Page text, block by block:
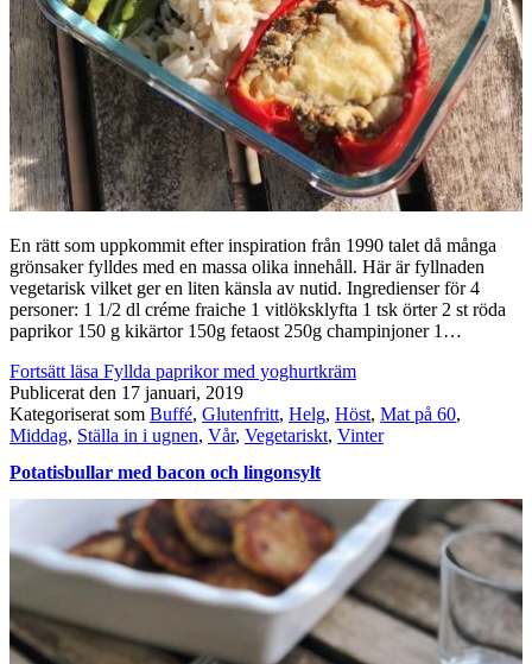
En rätt som uppkommit efter inspiration från 1990 talet då många
grönsaker fylldes med en massa olika innehåll. Här är fyllnaden
vegetarisk vilket ger en liten känsla av nutid. Ingredienser för 4
personer: 1 1/2 dl créme fraiche 1 vitlöksklyfta 1 tsk örter 2 st röda
paprikor 150 g kikärtor 150g fetaost 250g champinjoner 1…
Fortsätt läsa Fyllda paprikor med yoghurtkräm
Publicerat den 17 januari, 2019
Kategoriserat som Buffé, Glutenfritt, Helg, Höst, Mat på 60,
Middag, Ställa in i ugnen, Vår, Vegetariskt, Vinter
Potatisbullar med bacon och lingonsylt